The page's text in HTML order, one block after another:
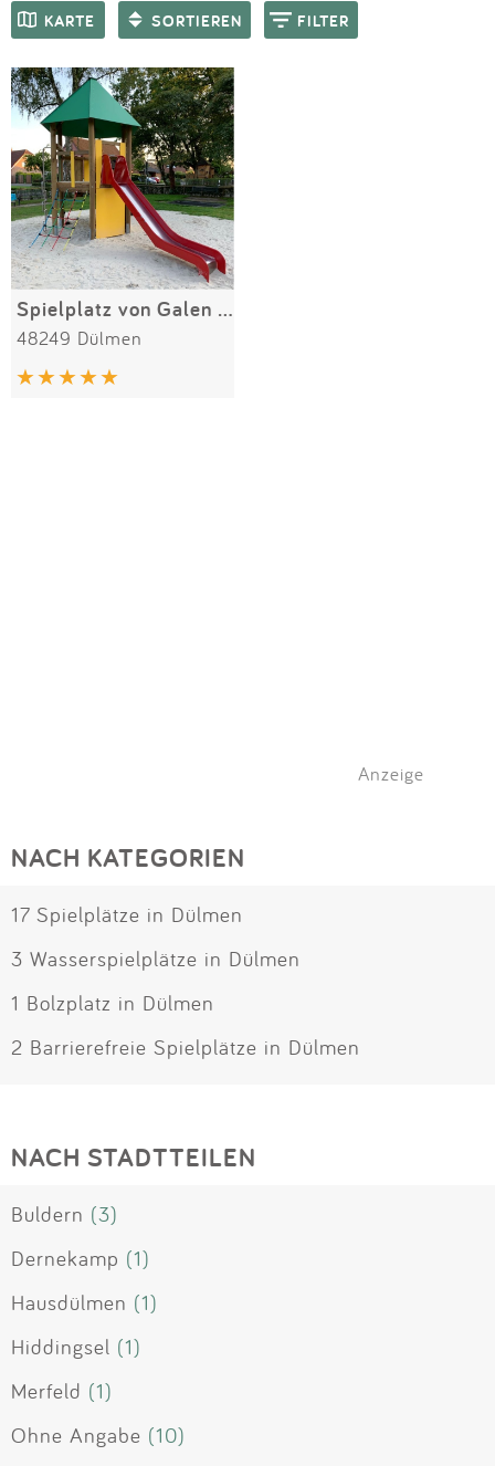
Anmelden
KARTE SORTIEREN FILTER
SPIELGERÄTE
Spielplatz von Galen Park
48249 Dülmen
Anzeige
NACH KATEGORIEN
17 Spielplätze in Dülmen
3 Wasserspielplätze in Dülmen
1 Bolzplatz in Dülmen
2 Barrierefreie Spielplätze in Dülmen
NACH STADTTEILEN
Buldern (3)
Dernekamp (1)
Hausdülmen (1)
Hiddingsel (1)
Merfeld (1)
Ohne Angabe (10)